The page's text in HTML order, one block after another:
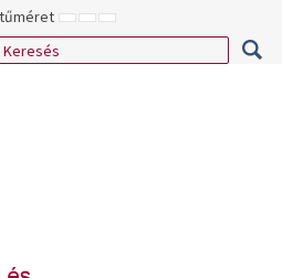
KISEBB
BETŰTÍPUS
ALAPÉRTELMEZETT
BETŰMÉRET
NAGYOBB
BETŰMÉRET